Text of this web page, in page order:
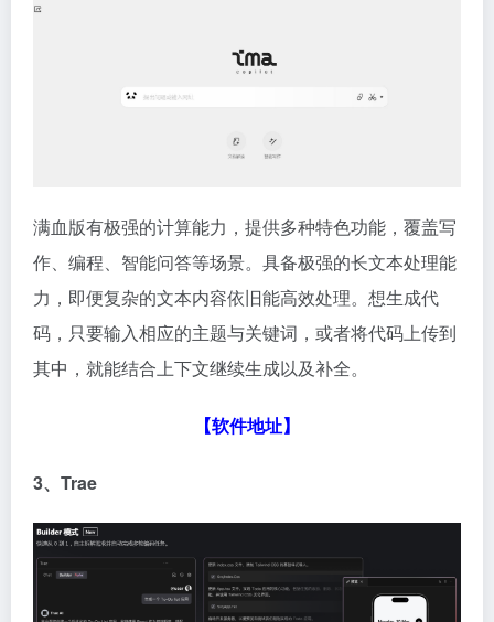
满血版有极强的计算能力，提供多种特色功能，覆盖写
作、编程、智能问答等场景。具备极强的长文本处理能
力，即便复杂的文本内容依旧能高效处理。想生成代
码，只要输入相应的主题与关键词，或者将代码上传到
其中，就能结合上下文继续生成以及补全。
【软件地址】
3、Trae